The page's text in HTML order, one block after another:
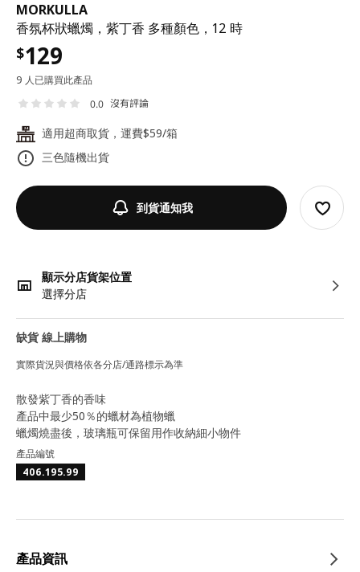
MORKULLA
香氛杯狀蠟燭，紫丁香 多種顏色，12 時
$129
9 人已購買此產品
0.0 沒有評論
24
適用超商取貨，運費$59/箱
三色隨機出貨
到貨通知我
顯示分店貨架位置
選擇分店
缺貨 線上購物
實際貨況與價格依各分店/通路標示為準
散發紫丁香的香味
產品中最少50％的蠟材為植物蠟
蠟燭燒盡後，玻璃瓶可保留用作收納細小物件
產品編號
406.195.99
產品資訊